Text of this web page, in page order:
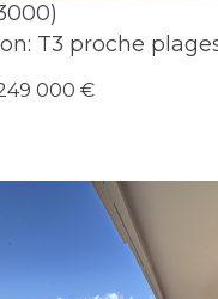
T3 proche
000 €